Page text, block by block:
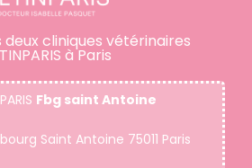
deux cliniques vétérinaires
à Paris
Fbg saint Antoine
Saint Antoine 75011 Paris